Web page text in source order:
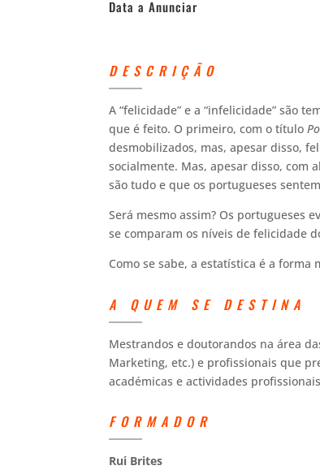
Data a Anunciar
DESCRIÇÃO
A “felicidade” e a “infelicidade” são
que é feito. O primeiro, com o título
desmobilizados, mas, apesar disso,
socialmente. Mas, apesar disso, com
são tudo e que os portugueses
Será mesmo assim? Os portugueses
se comparam os níveis de felicidade
Como se sabe, a estatística é a
A QUEM SE DESTINA
Mestrandos e doutorandos na área
Marketing, etc.) e profissionais que
académicas e actividades
FORMADOR
Rui Brites